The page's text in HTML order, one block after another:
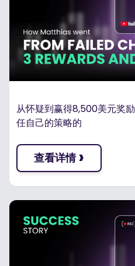
从怀疑到赢得8,500美元奖
任自己的策略的
查看详情 ›